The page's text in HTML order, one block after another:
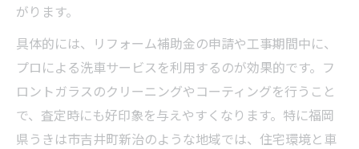
がります。
具体的には、リフォーム補助金の申請や工事期間中に、
プロによる洗車サービスを利用するのが効果的です。フ
ロントガラスのクリーニングやコーティングを行うこと
で、査定時にも好印象を与えやすくなります。特に福岡
県うきは市吉井町新治のような地域では、住宅環境と車